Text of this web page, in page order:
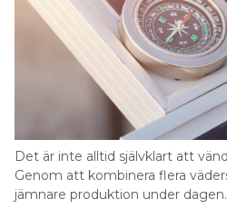
Läs E-tidningen
Om tidningen
Personuppgifter
Search for:
Det är inte alltid självklart att
Genom att kombinera flera
jämnare produktion under